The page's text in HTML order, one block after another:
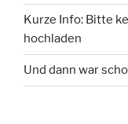
Kurze Info: Bitte
hochladen
Und dann war